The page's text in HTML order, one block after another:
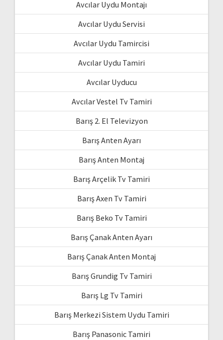
Avcılar Uydu Montajı
Avcılar Uydu Servisi
Avcılar Uydu Tamircisi
Avcılar Uydu Tamiri
Avcılar Uyducu
Avcılar Vestel Tv Tamiri
Barış 2. El Televizyon
Barış Anten Ayarı
Barış Anten Montaj
Barış Arçelik Tv Tamiri
Barış Axen Tv Tamiri
Barış Beko Tv Tamiri
Barış Çanak Anten Ayarı
Barış Çanak Anten Montaj
Barış Grundig Tv Tamiri
Barış Lg Tv Tamiri
Barış Merkezi Sistem Uydu Tamiri
Barış Panasonic Tamiri